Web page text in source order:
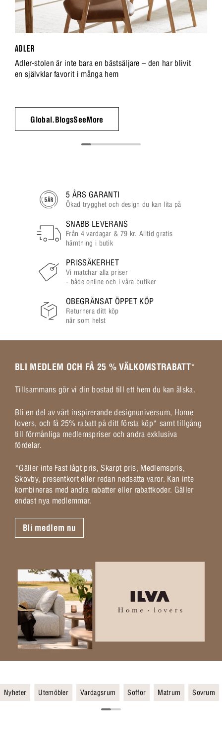
ADLER
Adler-stolen är inte bara en bästsäljare – den har blivit
en självklar favorit i många hem
Global.BlogsSeeMore
5 ÅRS GARANTI
Ökad trygghet och design du kan lita på
SNABB LEVERANS
Från 4 vardagar & 79 kr. Alltid gratis
hämtning i butik
PRISSÄKERHET
Vi matchar alla priser
- både online och i våra butiker
OBEGRÄNSAT ÖPPET KÖP
Returnera ditt köp
när som helst
BLI MEDLEM OCH FÅ 25 % VÄLKOMSTRABATT*
Tillsammans gör vi din bostad till ett hem du kan älska.
Bli en del av vårt inspirerande designuniversum, Home
lovers, och få 25% rabatt på ditt första köp* samt tillgång
till förmånliga medlemspriser och andra exklusiva
fördelar.
*Gäller inte Fast lågt pris, Skarpt pris, Medlemspris,
Skovby, presentkort eller redan nedsatta varor. Kan inte
kombineras med andra rabatter eller rabattkoder. Gäller
endast nya medlemmar.
Bli medlem nu
Nyheter Utemöbler Vardagsrum Soffor Matrum Sovrum